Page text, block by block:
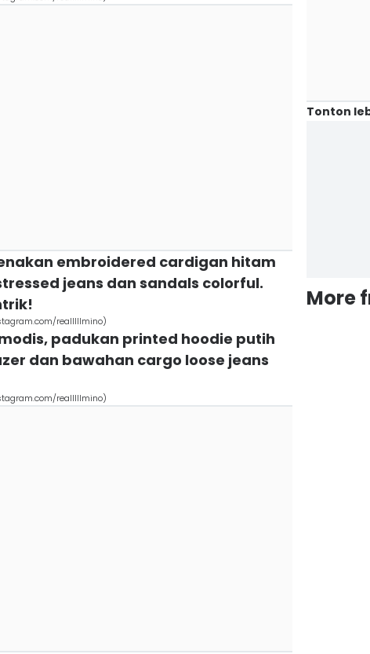
embroidered cardigan hitam
jeans dan sandals colorful.
realllllmino)
padukan printed hoodie putih
dan bawahan cargo loose jeans
realllllmino)
Tonton
More